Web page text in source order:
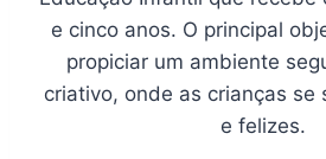
e cinco anos. O principal
propiciar um ambiente
criativo, onde as crianças se
e felizes.